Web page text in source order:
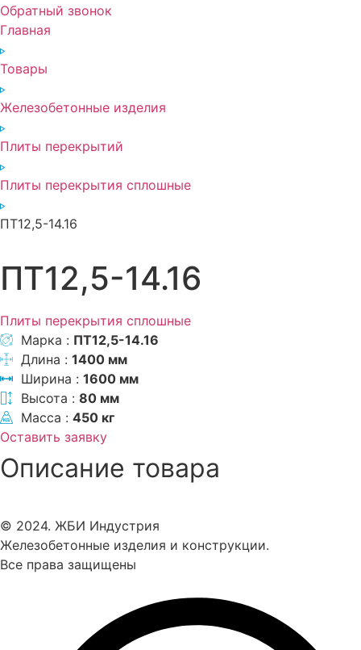
Обратный звонок
Главная
Товары
Железобетонные изделия
Плиты перекрытий
Плиты перекрытия сплошные
ПТ12,5-14.16
ПТ12,5-14.16
Плиты перекрытия сплошные
Марка : ПТ12,5-14.16
Длина : 1400 мм
Ширина : 1600 мм
Высота : 80 мм
Масса : 450 кг
Оставить заявку
Описание товара
© 2024. ЖБИ Индустрия
Железобетонные изделия и конструкции.
Все права защищены